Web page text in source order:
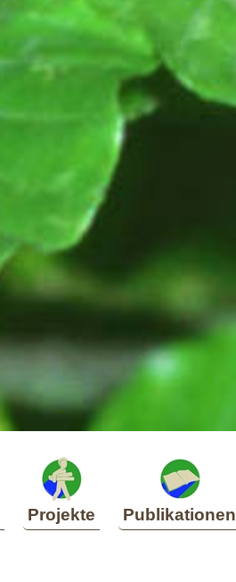
Projekte Publikationen